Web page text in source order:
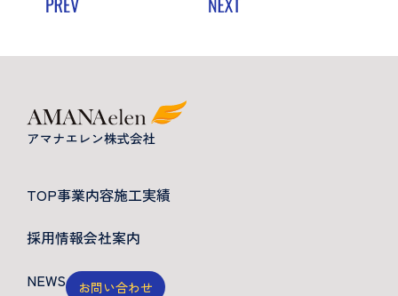
TOP事業内容施工実績
採用情報会社案内
NEWS
お問い合わせ